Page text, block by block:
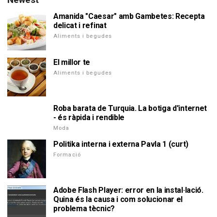
Amanida "Caesar" amb Gambetes: Recepta
delicat i refinat
Aliments i begudes
El millor te
Aliments i begudes
Roba barata de Turquia. La botiga d'internet
- és ràpida i rendible
Moda
Politika interna i externa Pavla 1 (curt)
Formació
Adobe Flash Player: error en la instal·lació.
Quina és la causa i com solucionar el
problema tècnic?